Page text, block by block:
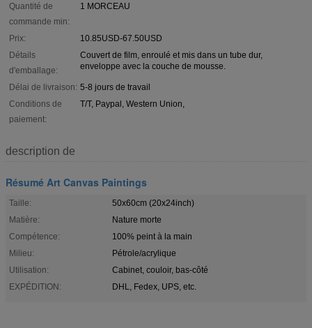
Quantité de
commande min:
1 MORCEAU
Prix:
10.85USD-67.50USD
Détails
d'emballage:
Couvert de film, enroulé et mis dans un tube dur,
enveloppe avec la couche de mousse.
Délai de livraison: 5-8 jours de travail
Conditions de
paiement:
T/T, Paypal, Western Union,
description de
Résumé Art Canvas Paintings
Taille:
50x60cm (20x24inch)
Matière:
Nature morte
Compétence:
100% peint à la main
Milieu:
Pétrole/acrylique
Utilisation:
Cabinet, couloir, bas-côté
EXPÉDITION:
DHL, Fedex, UPS, etc.